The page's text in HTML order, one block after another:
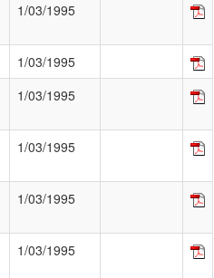
1/03/1995
1/03/1995
1/03/1995
1/03/1995
1/03/1995
1/03/1995